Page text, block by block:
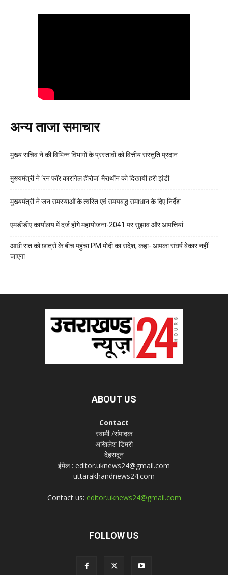
अन्य ताजा समाचार
मुख्य सचिव ने की विभिन्न विभागों के प्रस्तावों को वित्तीय संस्तुति प्रदान
मुख्यमंत्री ने ‘रन फॉर कारगिल हीरोज’ मैराथॉन को दिखायी हरी झंडी
मुख्यमंत्री ने जन समस्याओं के त्वरित एवं समयबद्ध समाधान के दिए निर्देश
एमडीडीए कार्यालय में दर्ज होंगे महायोजना-2041 पर सुझाव और आपत्तियां
आधी रात को छात्रों के बीच पहुंचा PM मोदी का संदेश, कहा- आपका संघर्ष बेकार नहीं
जाएगा
ABOUT US
Contact
स्वामी /संपादक
अखिलेश डिमरी
देहरादून
ईमेल : editor.uknews24@gmail.com
uttarakhandnews24.com
Contact us: editor.uknews24@gmail.com
FOLLOW US